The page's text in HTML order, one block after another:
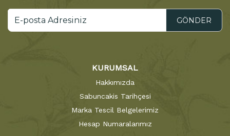
GÖNDER
KURUMSAL
Hakkımızda
Sabuncakis Tarihçesi
Marka Tescil Belgelerimiz
Hesap Numaralarımız